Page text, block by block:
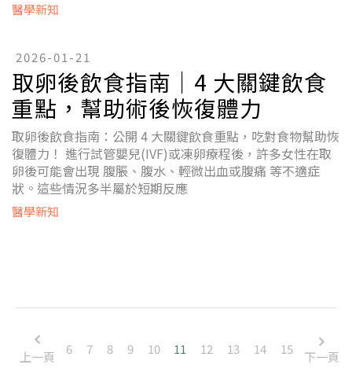
醫學新知
2026-01-21
取卵後飲食指南｜4 大關鍵飲食
重點，幫助術後恢復體力
取卵後飲食指南：公開 4 大關鍵飲食重點，吃對食物幫助恢
復體力！ 進行試管嬰兒(IVF)或凍卵療程後，許多女性在取
卵後可能會出現 腹脹、腹水、輕微出血或腹痛 等不適症
狀。這些情況多半屬於短期反應
醫學新知
上一頁 6 7 8 9 10 11 12 13 14 15 下一頁